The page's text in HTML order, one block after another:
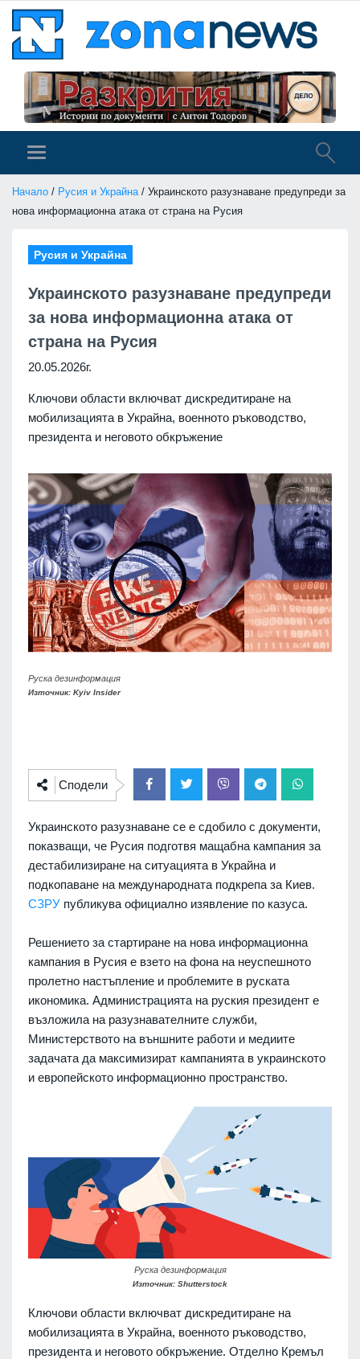
Начало / Русия и Украйна/ Украинското разузнаване предупреди за
нова информационна атака от страна на Русия
Русия и Украйна
Украинското разузнаване предупреди
за нова информационна атака от
страна на Русия
20.05.2026г.
Ключови области включват дискредитиране на
мобилизацията в Украйна, военното ръководство,
президента и неговото обкръжение
Руска дезинформация
Източник: Kyiv Insider
Сподели
Украинското разузнаване се е сдобило с документи,
показващи, че Русия подготвя мащабна кампания за
дестабилизиране на ситуацията в Украйна и
подкопаване на международната подкрепа за Киев.
СЗРУ публикува официално изявление по казуса.
Решението за стартиране на нова информационна
кампания в Русия е взето на фона на неуспешното
пролетно настъпление и проблемите в руската
икономика. Администрацията на руския президент е
възложила на разузнавателните служби,
Министерството на външните работи и медиите
задачата да максимизират кампанията в украинското
и европейското информационно пространство.
Руска дезинформация
Източник: Shutterstock
Ключови области включват дискредитиране на
мобилизацията в Украйна, военното ръководство,
президента и неговото обкръжение. Отделно Кремъл